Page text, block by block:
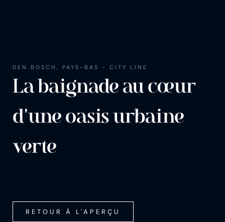
DEN BOSCH, PAYS-BAS - CITY LINE
La bai­gnade au cœur
d'une oa­sis ur­baine
verte
RETOUR À L'APERÇU